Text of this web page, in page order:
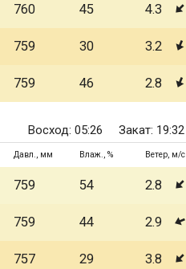
760 45 4.3
759 30 3.2
759 46 2.8
Восход: 05:26 Закат: 19:32
Давл., мм Влаж., % Ветер, м/с
759 54 2.8
759 44 2.9
757 29 3.8